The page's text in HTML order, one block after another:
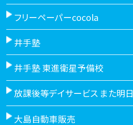
フリーペーパーcocola
井手塾
井手塾 東進衛星予備校
放課後等デイサービス また明日
大島自動車販売